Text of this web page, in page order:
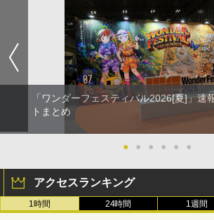
「ワンダーフェスティバル2026[夏]」速
トまとめ
● ● ● ● ● ●
アクセスランキング
1時間 24時間 1週間